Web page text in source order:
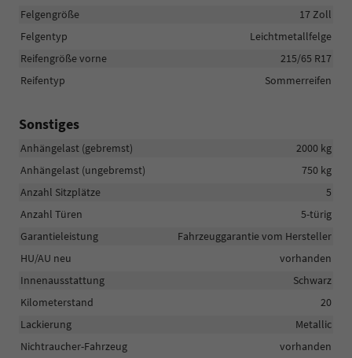
Felgengröße
17 Zoll
Felgentyp
Leichtmetallfelge
Reifengröße vorne
215/65 R17
Reifentyp
Sommerreifen
Sonstiges
Anhängelast (gebremst)
2000 kg
Anhängelast (ungebremst)
750 kg
Anzahl Sitzplätze
5
Anzahl Türen
5-türig
Garantieleistung
Fahrzeuggarantie vom Hersteller
HU/AU neu
vorhanden
Innenausstattung
Schwarz
Kilometerstand
20
Lackierung
Metallic
Nichtraucher-Fahrzeug
vorhanden